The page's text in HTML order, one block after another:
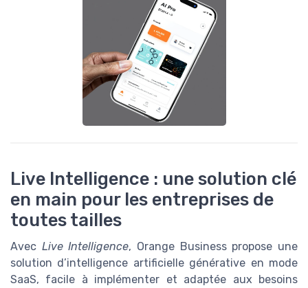
Live Intelligence : une solution clé
en main pour les entreprises de
toutes tailles
Avec Live Intelligence, Orange Business propose une
solution d’intelligence artificielle générative en mode
SaaS, facile à implémenter et adaptée aux besoins